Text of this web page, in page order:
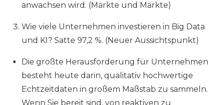
anwachsen wird. (Märkte und Märkte)
Wie viele Unternehmen investieren in Big Data
und KI? Satte 97,2 %. (Neuer Aussichtspunkt)
Die größte Herausforderung für Unternehmen
besteht heute darin, qualitativ hochwertige
Echtzeitdaten in großem Maßstab zu sammeln.
Wenn Sie bereit sind, von reaktiven zu